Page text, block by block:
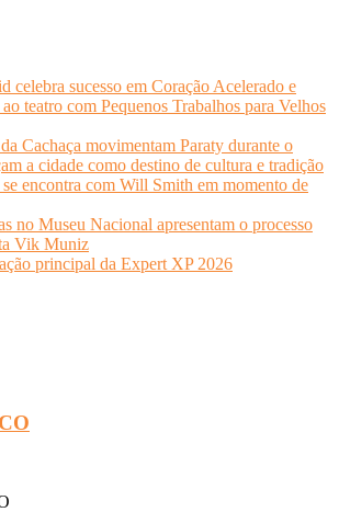
celebra sucesso em Coração Acelerado e
teatro com Pequenos Trabalhos para Velhos
Cachaça movimentam Paraty durante o
a cidade como destino de cultura e tradição
encontra com Will Smith em momento de
no Museu Nacional apresentam o processo
Vik Muniz
principal da Expert XP 2026